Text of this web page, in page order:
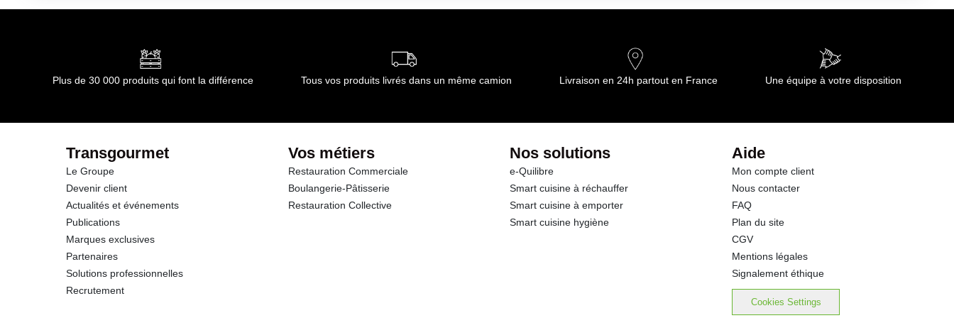
Protéines
Sel
Sodium
Durée totale du produit :DLUO : 18 mois
Plus de 30 000 produits qui font la différence Tous vos produits livrés dans un même camion Livraison en 24h partout en France Une équipe à votre disposition
Transgourmet
Le Groupe
Devenir client
Actualités et événements
Publications
Marques exclusives
Partenaires
Solutions professionnelles
Recrutement
Vos métiers
Restauration Commerciale
Boulangerie-Pâtisserie
Restauration Collective
Nos solutions
e-Quilibre
Smart cuisine à réchauffer
Smart cuisine à emporter
Smart cuisine hygiène
Aide
Mon compte client
Nous contacter
FAQ
Plan du site
CGV
Mentions légales
Signalement éthique
Cookies Settings